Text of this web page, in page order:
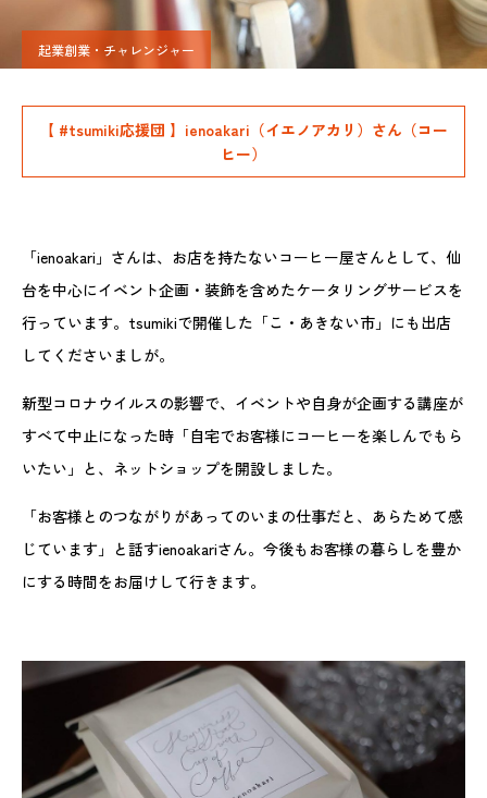
起業創業・チャレンジャー
【 #tsumiki応援団 】ienoakari（イエノアカリ）さん（コー
ヒー）
「ienoakari」さんは、お店を持たないコーヒー屋さんとして、仙
台を中心にイベント企画・装飾を含めたケータリングサービスを
行っています。tsumikiで開催した「こ・あきない市」にも出店
してくださいましが。
新型コロナウイルスの影響で、イベントや自身が企画する講座が
すべて中止になった時「自宅でお客様にコーヒーを楽しんでもら
いたい」と、ネットショップを開設しました。
「お客様とのつながりがあってのいまの仕事だと、あらためて感
じています」と話すienoakariさん。今後もお客様の暮らしを豊か
にする時間をお届けして行きます。